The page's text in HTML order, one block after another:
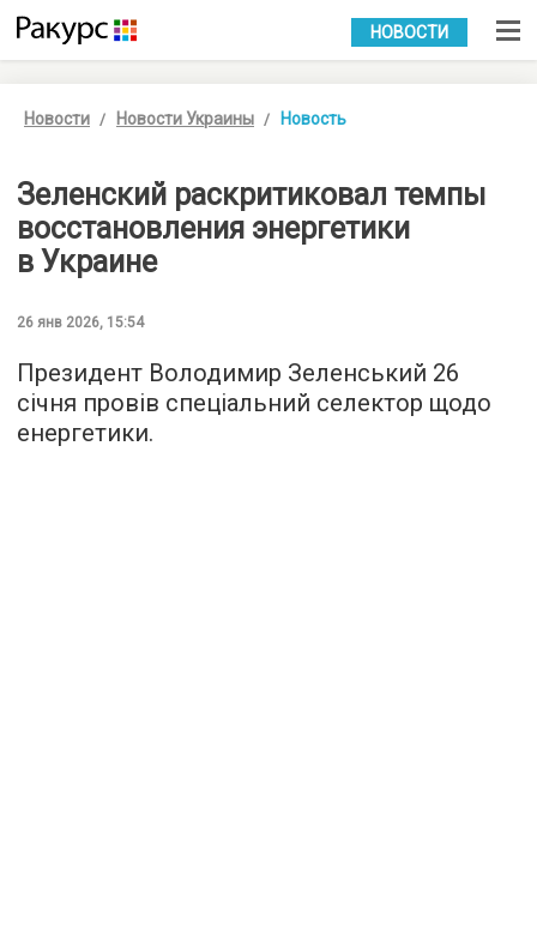
УКР РУС
НОВОСТИ
Новости Новости Украины Новость
Зеленский раскритиковал темпы
восстановления энергетики
в Украине
26 янв 2026, 15:54
Президент Володимир Зеленський 26
січня провів спеціальний селектор щодо
енергетики.